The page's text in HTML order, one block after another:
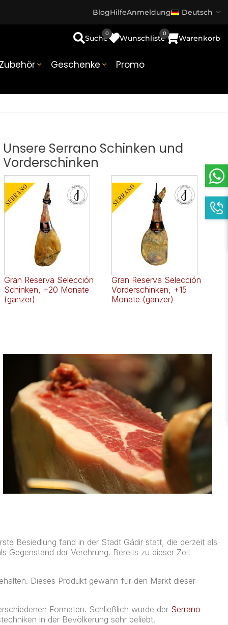
BlogHilfeAnmeldung Deutsch
Zubehör  Geschenke  Promo
Suche Wunschliste
0
Warenkorb
0
Unsere Serrano Schinken und
Vorderschinken
Gran Reserva Selección
Schinken, +20 Monate
(ganzer)
Gran Reserva Selección
Vorderschinken, +15
Monate (ganzer)
Besiedlung fand in der Stadt Gádir statt, die derzeit als
Gegenstand der Verehrung. Bereits zu dieser Zeit
Dieses Produkt gewann für den Markt dieser
Formaten. Schließlich wurde der Serrano
in der Bevölkerung sehr beliebt.